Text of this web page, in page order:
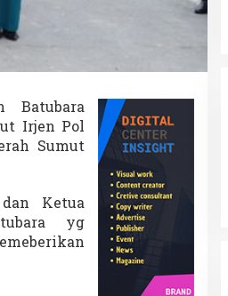
Batubara
Irjen Pol
Sumut
Ketua
yg